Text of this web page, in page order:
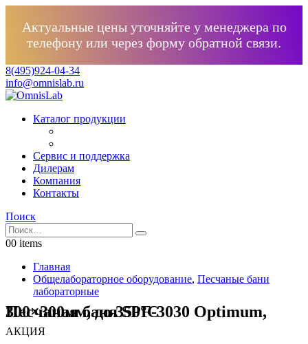
Актуальные цены уточняйте у менеджера по
телефону или через форму обратной связи.
8(495)924-04-34
info@omnislab.ru
Каталог продукции
Сервис и поддержка
Дилерам
Компания
Контакты
Поиск
00 items
Главная
Общелабораторное оборудование, Песчаные бани
лабораторные
Песчаная баня SPF-3030 Optimum, 300×300мм, до 350°С
АКЦИЯ